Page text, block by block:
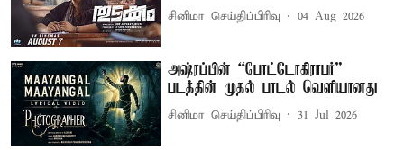
சினிமா செய்திப்பிரிவு 04 Aug 2026
அஷ்ரப்பின் “போட்டோகிராபர்”
படத்தின் முதல் பாடல் வெளியானது
சினிமா செய்திப்பிரிவு 31 Jul 2026